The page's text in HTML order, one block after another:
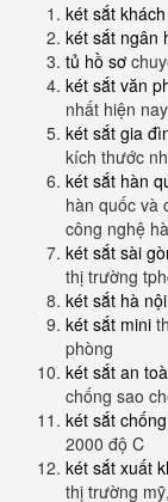
két sắt
két sắt ngân
tủ hồ sơ
két sắt văn
nhất hiện nay
két sắt gia
kích thước
két sắt hàn
hàn quốc và
công nghệ
két sắt sài
thị trường
két sắt hà nội
két sắt mini
phòng
két sắt an
chống sao
két sắt
2000 độ C
két sắt xuất
thị trường